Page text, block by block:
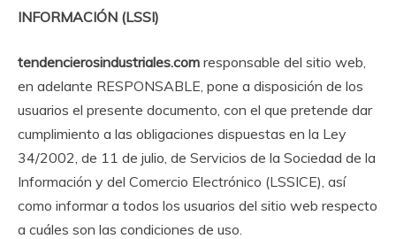
INFORMACIÓN (LSSI)
tendencierosindustriales.com responsable del sitio web,
en adelante RESPONSABLE, pone a disposición de los
usuarios el presente documento, con el que pretende dar
cumplimiento a las obligaciones dispuestas en la Ley
34/2002, de 11 de julio, de Servicios de la Sociedad de la
Información y del Comercio Electrónico (LSSICE), así
como informar a todos los usuarios del sitio web respecto
a cuáles son las condiciones de uso.